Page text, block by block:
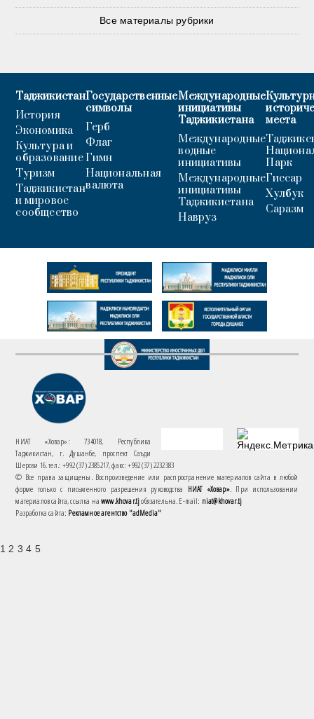
Все материалы рубрики
Таджикистан
История
Экономика
Культура и
образование
Туризм
Таджикистан
и мировое
сообщество
Государственные
символы
Герб
Флаг
Гимн
Национальная
валюта
Международные
инициативы
Таджикистана
Международные
водные
инициативы
Международные
инициативы
Таджикистана
Навруз
места
Парк
Гиссар
Хулбук
Саразм
НИАТ «Ховар»: 734018, Республика
Таджикистан, г. Душанбе, проспект Саъди
Шерози 16. тел.: +992 (37) 2385217, факс: +992 (37) 2232383
© Все права защищены. Воспроизведение или распространение материалов сайта в любой
форме только с письменного разрешения руководства НИАТ «Ховар». При использовании
материалов сайта, ссылка наwww.khovar.tjобязательна. E-mail: niat@khovar.tj
Разработка сайта: Рекламное агентство "adMedia"
1 2 3 4 5